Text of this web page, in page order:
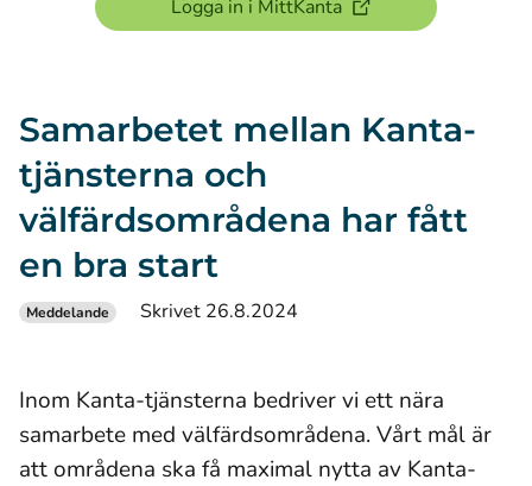
Logga in i MittKanta(öppnas i ett nytt
Samarbetet mellan Kanta-
tjänsterna och
välfärdsområdena har fått
en bra start
Meddelande Skrivet 26.8.2024
Inom Kanta-tjänsterna bedriver vi ett nära
samarbete med välfärdsområdena. Vårt mål är
att områdena ska få maximal nytta av Kanta-